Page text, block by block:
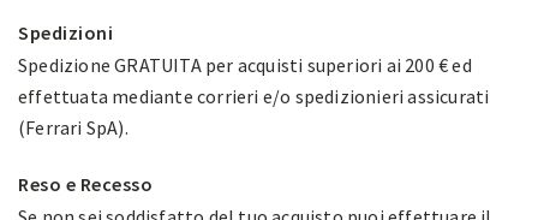
Spedizioni
Spedizione GRATUITA per acquisti superiori ai 200 € ed
effettuata mediante corrieri e/o spedizionieri assicurati
(Ferrari SpA).
Reso e Recesso